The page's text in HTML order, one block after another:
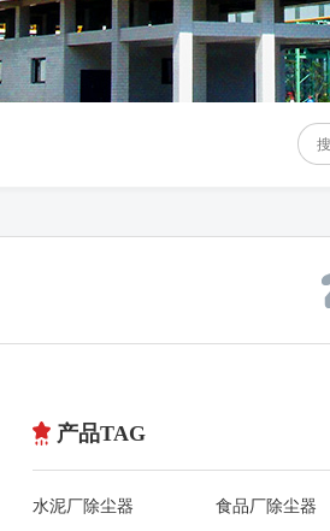
产品TAG
水泥厂除尘器 食品厂除尘器